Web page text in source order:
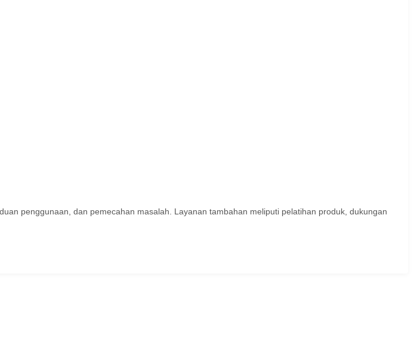
penggunaan, dan pemecahan masalah. Layanan tambahan meliputi pelatihan produk, dukungan